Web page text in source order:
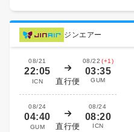
ジンエアー
08/21
22:05
ICN 直行便
08/22 (+1)
03:35
GUM
08/24
04:40
GUM 直行便
08/24
08:20
ICN